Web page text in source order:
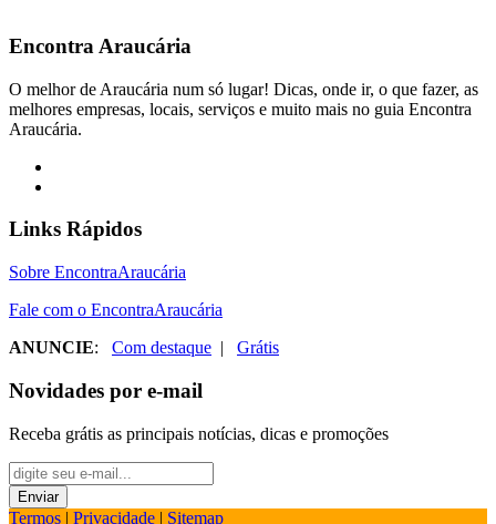
Encontra Araucária
O melhor de Araucária num só lugar! Dicas, onde ir, o que fazer, as
melhores empresas, locais, serviços e muito mais no guia Encontra
Araucária.
Links Rápidos
Sobre EncontraAraucária
Fale com o EncontraAraucária
ANUNCIE: Com destaque | Grátis
Novidades por e-mail
Receba grátis as principais notícias, dicas e promoções
Termos | Privacidade | Sitemap